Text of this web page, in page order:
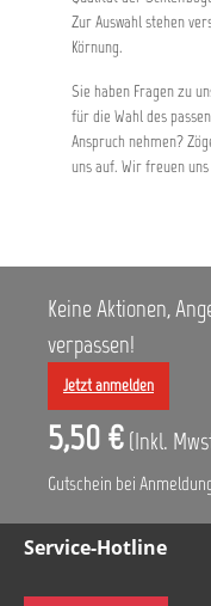
Zur Auswahl stehen
Körnung.
Sie haben Fragen zu
für die Wahl des
Anspruch nehmen?
uns auf. Wir freuen
Keine Aktionen,
verpassen!
Jetzt anmelden
5,50 € (Inkl.
Gutschein bei
Service-Hotline